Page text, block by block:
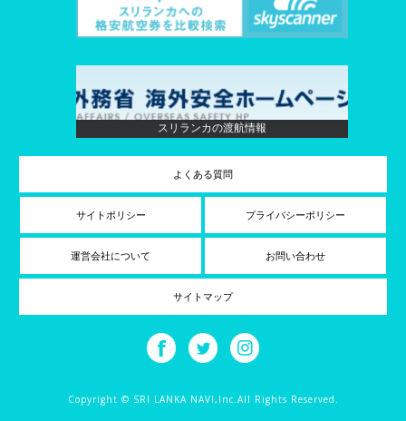
スリランカの渡航情報
よくある質問
サイトポリシー プライバシーポリシー
運営会社について お問い合わせ
サイトマップ
Copyright © SRI LANKA NAVI,Inc.All Rights Reserved.